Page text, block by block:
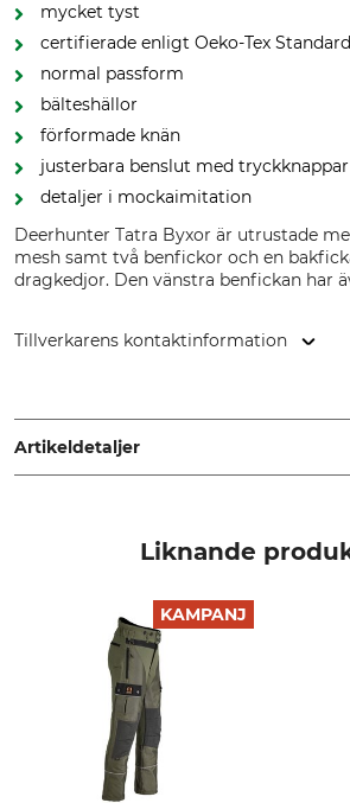
mycket tyst
certifierade enligt Oeko-Tex
normal passform
bälteshällor
förformade knän
justerbara benslut med tryckknappar
detaljer i mockaimitation
Deerhunter Tatra Byxor är utrustade
mesh samt två benfickor och en
dragkedjor. Den vänstra benfickan har
Tillverkarens kontaktinformation
www.deerhunter.eu
Artikeldetaljer
100% Polyester
30 °C
Får inte blekas
Får
Liknande
KAMPANJ